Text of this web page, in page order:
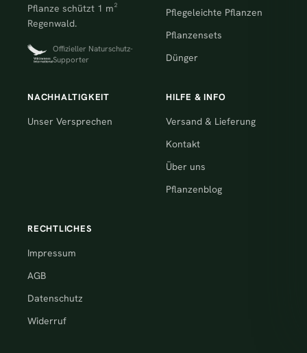
Pflanze schützt 1 m²
Regenwald.
Offizieller Naturschutz-
Supporter
Pflegeleichte Pflanzen
Pflanzensets
Dünger
NACHHALTIGKEIT
Unser Versprechen
HILFE & INFO
Versand & Lieferung
Kontakt
Über uns
Pflanzenblog
RECHTLICHES
Impressum
AGB
Datenschutz
Widerruf